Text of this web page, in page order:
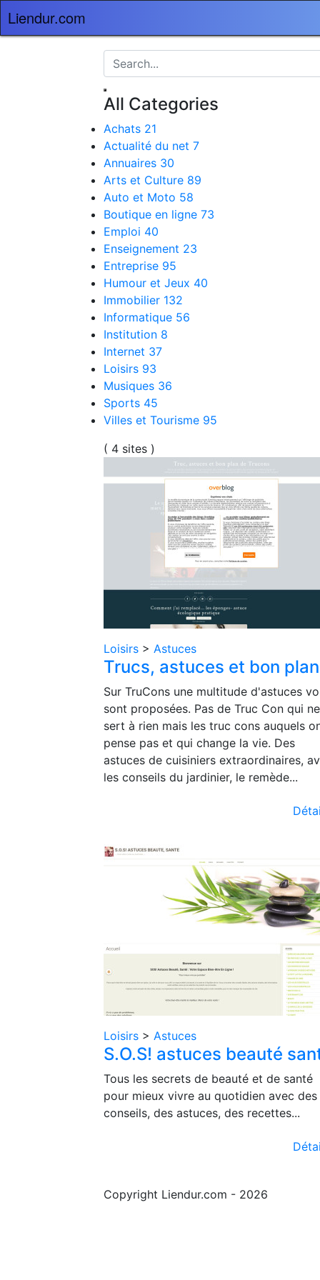
Liendur.com
All Categories
Achats 21
Actualité du net 7
Annuaires 30
Arts et Culture 89
Auto et Moto 58
Boutique en ligne 73
Emploi 40
Enseignement 23
Entreprise 95
Humour et Jeux 40
Immobilier 132
Informatique 56
Institution 8
Internet 37
Loisirs 93
Musiques 36
Sports 45
Villes et Tourisme 95
( 4 sites )
Loisirs > Astuces
Trucs, astuces et bon
Sur TruCons une multitude d'astuces
sont proposées. Pas de Truc Con qui ne
sert à rien mais les truc cons auquels
pense pas et qui change la vie. Des
astuces de cuisiniers extraordinaires,
les conseils du jardinier, le remède...
Loisirs > Astuces
S.O.S! astuces beauté
Tous les secrets de beauté et de santé
pour mieux vivre au quotidien avec des
conseils, des astuces, des recettes...
Copyright Liendur.com - 2026